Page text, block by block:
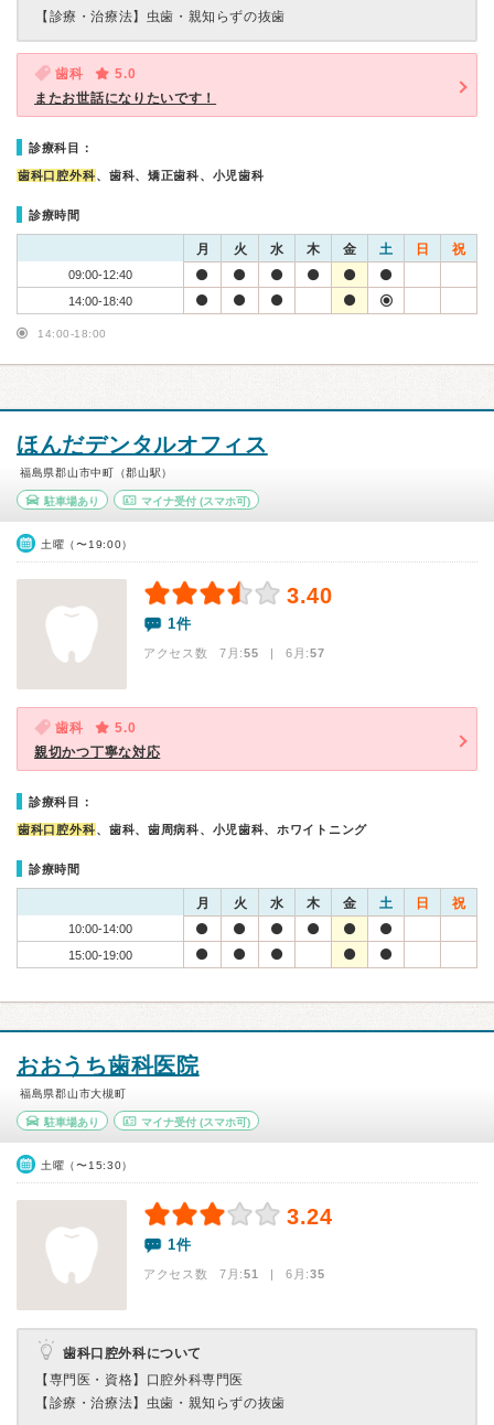
【診療・治療法】 虫歯・親知らずの抜歯
歯科
5.0
またお世話になりたいです！
診療科目：
歯科口腔外科、歯科、矯正歯科、小児歯科
診療時間
月 火 水 木 金 土 日 祝
09:00-12:40
14:00-18:40
14:00-18:00
ほんだデンタルオフィス
福島県郡山市中町（郡山駅）
駐車場あり マイナ受付(スマホ可)
土曜（〜19:00）
3.40
1件
アクセス数 7月:55 | 6月:57
歯科
5.0
親切かつ丁寧な対応
診療科目：
歯科口腔外科、歯科、歯周病科、小児歯科、ホワイトニング
診療時間
月 火 水 木 金 土 日 祝
10:00-14:00
15:00-19:00
おおうち歯科医院
福島県郡山市大槻町
駐車場あり マイナ受付(スマホ可)
土曜（〜15:30）
3.24
1件
アクセス数 7月:51 | 6月:35
歯科口腔外科について
【専門医・資格】 口腔外科専門医
【診療・治療法】 虫歯・親知らずの抜歯